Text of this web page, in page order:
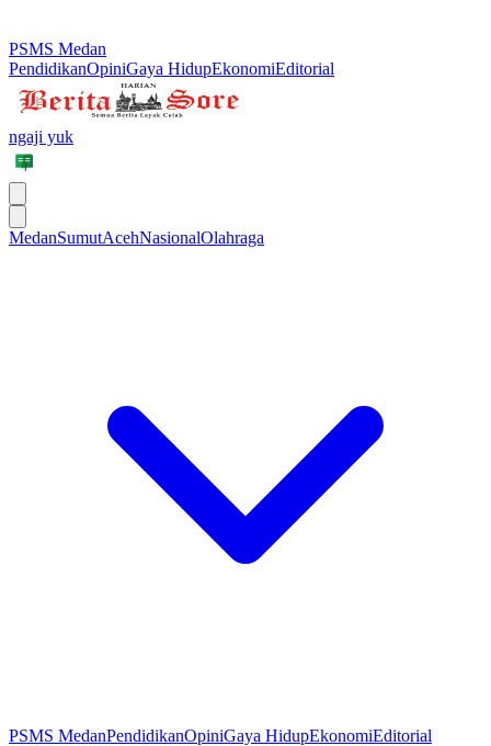
PSMS Medan
PendidikanOpiniGaya HidupEkonomiEditorial
ngaji yuk
MedanSumutAcehNasionalOlahraga
PSMS MedanPendidikanOpiniGaya HidupEkonomiEditorial